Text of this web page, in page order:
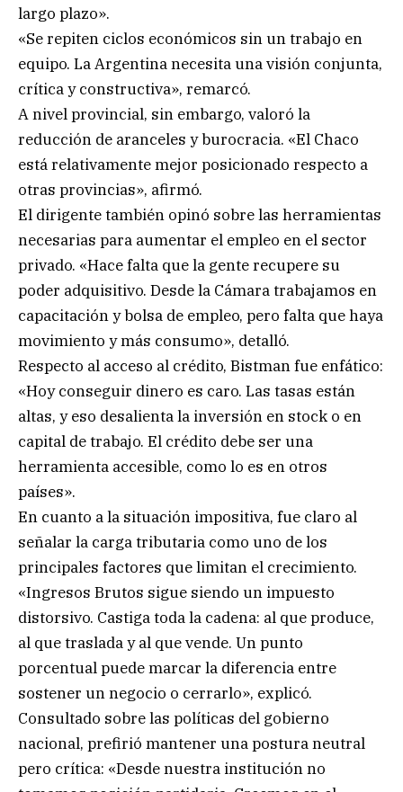
largo plazo».
«Se repiten ciclos económicos sin un trabajo en
equipo. La Argentina necesita una visión conjunta,
crítica y constructiva», remarcó.
A nivel provincial, sin embargo, valoró la
reducción de aranceles y burocracia. «El Chaco
está relativamente mejor posicionado respecto a
otras provincias», afirmó.
El dirigente también opinó sobre las herramientas
necesarias para aumentar el empleo en el sector
privado. «Hace falta que la gente recupere su
poder adquisitivo. Desde la Cámara trabajamos en
capacitación y bolsa de empleo, pero falta que haya
movimiento y más consumo», detalló.
Respecto al acceso al crédito, Bistman fue enfático:
«Hoy conseguir dinero es caro. Las tasas están
altas, y eso desalienta la inversión en stock o en
capital de trabajo. El crédito debe ser una
herramienta accesible, como lo es en otros
países».
En cuanto a la situación impositiva, fue claro al
señalar la carga tributaria como uno de los
principales factores que limitan el crecimiento.
«Ingresos Brutos sigue siendo un impuesto
distorsivo. Castiga toda la cadena: al que produce,
al que traslada y al que vende. Un punto
porcentual puede marcar la diferencia entre
sostener un negocio o cerrarlo», explicó.
Consultado sobre las políticas del gobierno
nacional, prefirió mantener una postura neutral
pero crítica: «Desde nuestra institución no